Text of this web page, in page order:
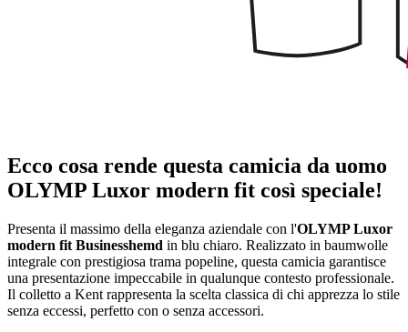
Ecco cosa rende questa camicia da uomo
OLYMP Luxor modern fit così speciale!
Presenta il massimo della eleganza aziendale con l'OLYMP Luxor
modern fit Businesshemd in blu chiaro. Realizzato in baumwolle
integrale con prestigiosa trama popeline, questa camicia garantisce
una presentazione impeccabile in qualunque contesto professionale.
Il colletto a Kent rappresenta la scelta classica di chi apprezza lo stile
senza eccessi, perfetto con o senza accessori.